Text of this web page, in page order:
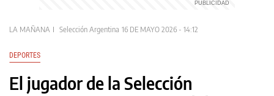
LA MAÑANA Selección Argentina 16 DE MAYO 2026 - 14:12
DEPORTES
El jugador de la Selección